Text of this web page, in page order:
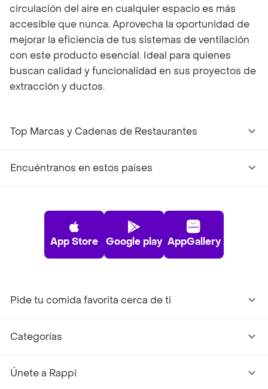
circulación del aire en cualquier espacio es más
accesible que nunca. Aprovecha la oportunidad de
mejorar la eficiencia de tus sistemas de ventilación
con este producto esencial. Ideal para quienes
buscan calidad y funcionalidad en sus proyectos de
extracción y ductos.
Top Marcas y Cadenas de Restaurantes
Encuéntranos en estos países
App Store Google play AppGallery
Pide tu comida favorita cerca de ti
Categorías
Únete a Rappi